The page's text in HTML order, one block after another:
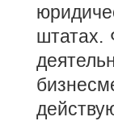
штатах.